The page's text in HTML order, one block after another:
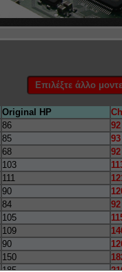
Original HP
86
92
85
93
68
92
103
111
90
84
92
105
109
90
150